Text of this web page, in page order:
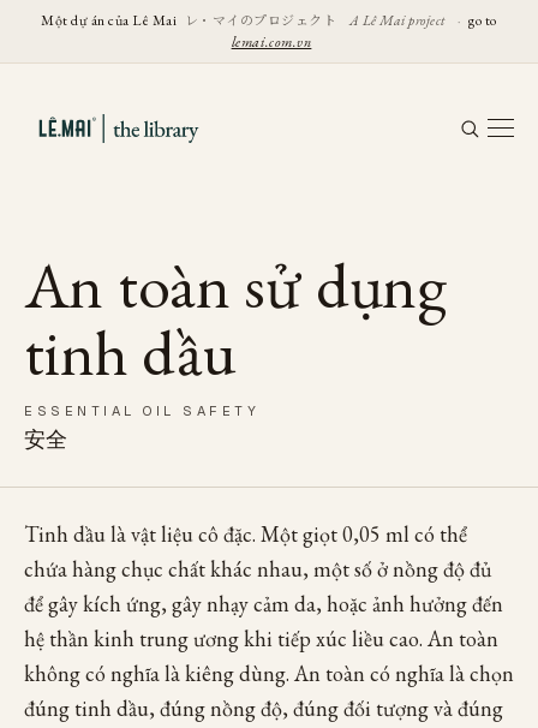
Một dự án của Lê Mai レ・マイのプロジェクト A Lê Mai project · go to
lemai.com.vn
An toàn sử dụng
tinh dầu
ESSENTIAL OIL SAFETY
安全
Tinh dầu là vật liệu cô đặc. Một giọt 0,05 ml có thể
chứa hàng chục chất khác nhau, một số ở nồng độ đủ
để gây kích ứng, gây nhạy cảm da, hoặc ảnh hưởng đến
hệ thần kinh trung ương khi tiếp xúc liều cao. An toàn
không có nghĩa là kiêng dùng. An toàn có nghĩa là chọn
đúng tinh dầu, đúng nồng độ, đúng đối tượng và đúng